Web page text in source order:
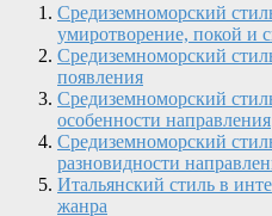
Средиземноморский
умиротворение, покой и
Средиземноморский
появления
Средиземноморский
особенности направления
Средиземноморский
разновидности
Итальянский стиль в
жанра